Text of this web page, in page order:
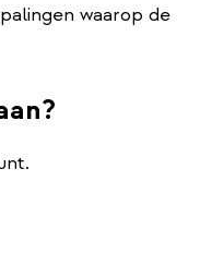
waarop de